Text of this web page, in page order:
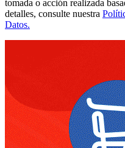
tomada o acción realizada
detalles, consulte nuestra
Datos.